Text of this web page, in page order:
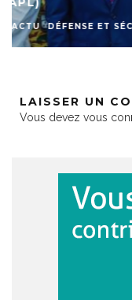
A LA UNE ACTU
INTERNATIONAL
LAISSER UN
Vous devez vous